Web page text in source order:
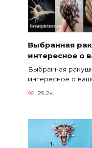
Выбранная
интересное о
Выбранная
интересное о
29.2к.